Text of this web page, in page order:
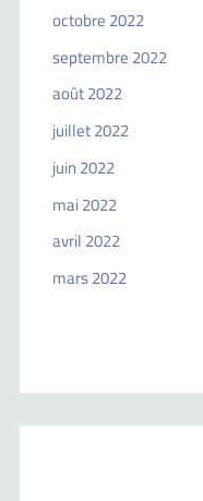
octobre 2022
septembre 2022
août 2022
juillet 2022
juin 2022
mai 2022
avril 2022
mars 2022